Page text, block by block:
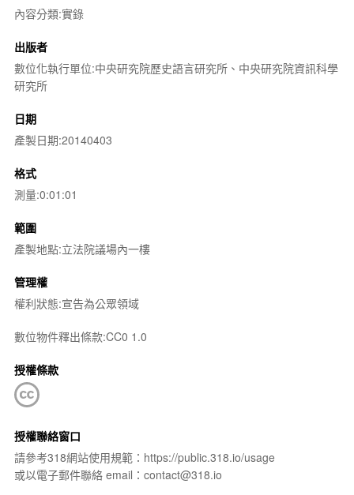
內容分類:實錄
出版者
數位化執行單位:中央研究院歷史語言研究所、中央研究院資訊科學
研究所
日期
產製日期:20140403
格式
測量:0:01:01
範圍
產製地點:立法院議場內一樓
管理權
權利狀態:宣告為公眾領域
數位物件釋出條款:CC0 1.0
授權條款
授權聯絡窗口
請參考318網站使用規範：https://public.318.io/usage
或以電子郵件聯絡 email：contact@318.io